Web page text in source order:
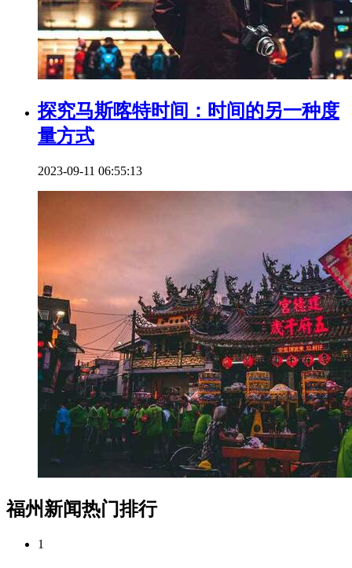
探究马斯喀特时间：时间的另一种度
量方式
2023-09-11 06:55:13
福州新闻热门排行
1